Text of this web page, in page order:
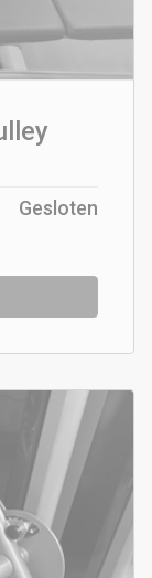
Gesloten